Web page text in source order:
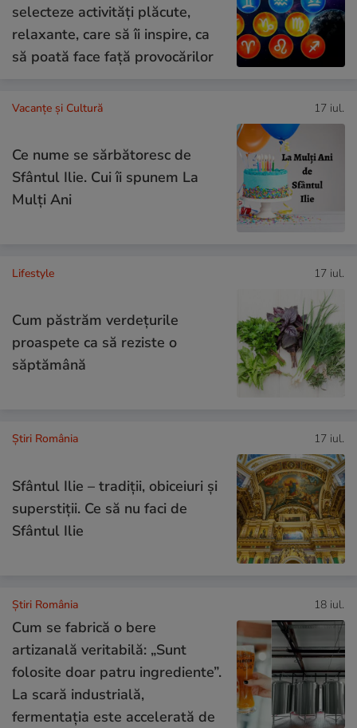
selecteze activități plăcute,
relaxante, care să îi inspire, ca
să poată face față provocărilor
Vacanțe și Cultură 17 iul.
Ce nume se sărbătoresc de
Sfântul Ilie. Cui îi spunem La
Mulți Ani
Lifestyle 17 iul.
Cum păstrăm verdețurile
proaspete ca să reziste o
săptămână
Știri România 17 iul.
Sfântul Ilie – tradiții, obiceiuri și
superstiții. Ce să nu faci de
Sfântul Ilie
Știri România 18 iul.
Cum se fabrică o bere
artizanală veritabilă: „Sunt
folosite doar patru ingrediente”.
La scară industrială,
fermentația este accelerată de